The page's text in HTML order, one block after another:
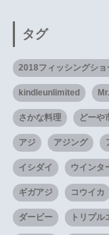
タグ
2018フィッシングショ
kindleunlimited
さかな料理 どーや
アジ アジング
イシダイ ウインタ
ギガアジ コウイカ
ダービー トリプル